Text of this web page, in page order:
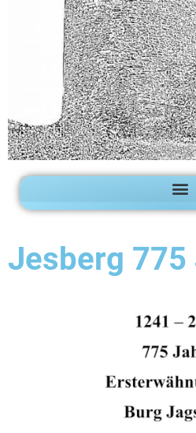
Jesberg 775